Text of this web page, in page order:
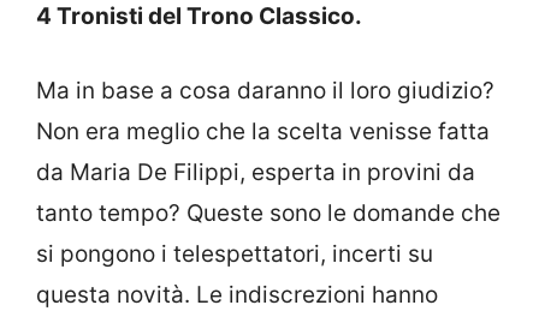
4 Tronisti del Trono Classico.
Ma in base a cosa daranno il loro giudizio?
Non era meglio che la scelta venisse fatta
da Maria De Filippi, esperta in provini da
tanto tempo? Queste sono le domande che
si pongono i telespettatori, incerti su
questa novità. Le indiscrezioni hanno